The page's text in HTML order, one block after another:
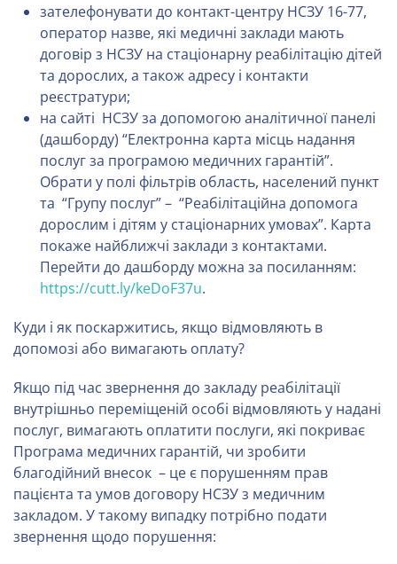
зателефонувати до контакт-центру НСЗУ 16-77,
оператор назве, які медичні заклади мають
договір з НСЗУ на стаціонарну реабілітацію дітей
та дорослих, а також адресу і контакти
реєстратури;
на сайті НСЗУ за допомогою аналітичної панелі
(дашборду) “Електронна карта місць надання
послуг за програмою медичних гарантій”.
Обрати у полі фільтрів область, населений пункт
та “Групу послуг” – “Реабілітаційна допомога
дорослим і дітям у стаціонарних умовах”. Карта
покаже найближчі заклади з контактами.
Перейти до дашборду можна за посиланням:
https://cutt.ly/keDoF37u.
Куди і як поскаржитись, якщо відмовляють в
допомозі або вимагають оплату?
Якщо під час звернення до закладу реабілітації
внутрішньо переміщеній особі відмовляють у надані
послуг, вимагають оплатити послуги, які покриває
Програма медичних гарантій, чи зробити
благодійний внесок – це є порушенням прав
пацієнта та умов договору НСЗУ з медичним
закладом. У такому випадку потрібно подати
звернення щодо порушення: